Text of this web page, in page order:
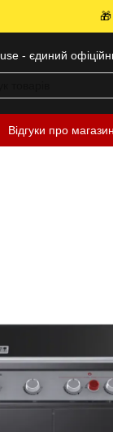
- єдиний
Відгуки про